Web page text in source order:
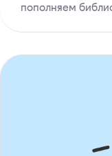
пополняем